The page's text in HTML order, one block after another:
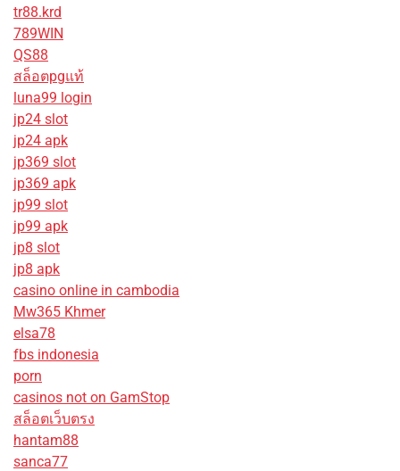
tr88.krd
789WIN
QS88
สล็อตpgแท้
luna99 login
jp24 slot
jp24 apk
jp369 slot
jp369 apk
jp99 slot
jp99 apk
jp8 slot
jp8 apk
casino online in cambodia
Mw365 Khmer
elsa78
fbs indonesia
porn
casinos not on GamStop
สล็อตเว็บตรง
hantam88
sanca77